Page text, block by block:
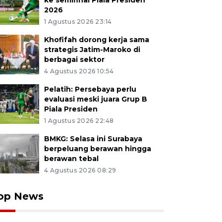
2026
1 Agustus 2026 23:14
Khofifah dorong kerja sama
strategis Jatim-Maroko di
berbagai sektor
4 Agustus 2026 10:54
Pelatih: Persebaya perlu
evaluasi meski juara Grup B
Piala Presiden
1 Agustus 2026 22:48
BMKG: Selasa ini Surabaya
berpeluang berawan hingga
berawan tebal
4 Agustus 2026 08:29
News